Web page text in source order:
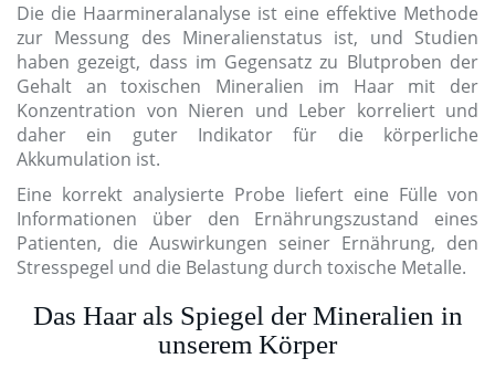
Die die Haarmineralanalyse ist eine effektive Methode
zur Messung des Mineralienstatus ist, und Studien
haben gezeigt, dass im Gegensatz zu Blutproben der
Gehalt an toxischen Mineralien im Haar mit der
Konzentration von Nieren und Leber korreliert und
daher ein guter Indikator für die körperliche
Akkumulation ist.
Eine korrekt analysierte Probe liefert eine Fülle von
Informationen über den Ernährungszustand eines
Patienten, die Auswirkungen seiner Ernährung, den
Stresspegel und die Belastung durch toxische Metalle.
Das Haar als Spiegel der Mineralien in
unserem Körper